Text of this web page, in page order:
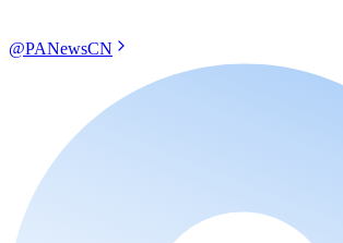
@PANewsCN